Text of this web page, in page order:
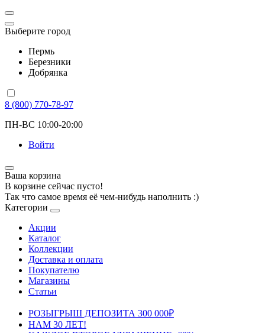
Выберите город
Пермь
Березники
Добрянка
8 (800) 770-78-97
ПН-ВС 10:00-20:00
Войти
Ваша корзина
В корзине сейчас пусто!
Так что самое время её чем-нибудь наполнить :)
Категории
Акции
Каталог
Коллекции
Доставка и оплата
Покупателю
Магазины
Статьи
РОЗЫГРЫШ ДЕПОЗИТА 300 000₽
НАМ 30 ЛЕТ!